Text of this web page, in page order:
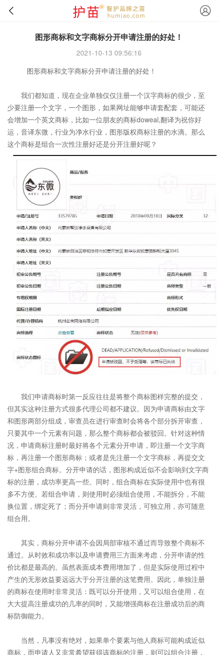
图形商标和文字商标分开申请注册的好处！
2021-10-13 09:56:16
图形商标和文字商标分开申请注册的好处！
我们都知道，现在企业单独仅仅注册一个汉字商标的很少，至
少要注册一个文字，一个图形，如果网址能够申请套配套，可能还
会增加一个英文商标，比如一位朋友的商标doweal,翻译为祝你好
运，音译东微，行业为净水行业，图形版权商标注册的水滴。那么
这个商标是组合一次性注册好还是分开注册好呢？
我们申请商标时第一反应往往是将整个商标图样完整的提交，
但其实这种注册方式很多代理公司都不建议。因为申请商标由文字
和图形两部分组成，审查员在进行审查时会将各个部分拆开审查，
只要其中一个元素有问题，那么整个商标都会被驳回。针对这种情
况，申请商标注册时最好将各个元素分开申请，即注册一个文字商
标，再注册一个图形商标；或者是先注册一个文字商标，再提交文
字+图形组合商标。分开申请的话，图形构成近似不会影响到文字商
标的注册，成功率更高一些。同时，组合商标在实际使用中也有很
多不方便。若组合申请，则使用时必须组合使用，不能拆分，不能
换位置，绑定死了；而分开申请则非常灵活，可独立用，亦可随意
组合用。
其实，商标分开申请不会因局部审核不通过而导致整个商标不
通过。从时效和成功率以及申请费用三方面来考虑，分开申请的性
价比都是最高的。虽然表面成本费用增加了，但是实际使用过程中
产生的无形效益要远远大于分开注册的这笔费用。因此，单独注册
的商标在使用时非常灵活：既可以分开使用，又可以组合使用，在
大大提高注册成功的几率的同时，又能增强商标在注册成功后的商
标防御能力。
当然，凡事没有绝对，如果单个要素与他人商标可能构成近似
商标，而申请人又非常希望获得该商标的注册，则可以组合注册，